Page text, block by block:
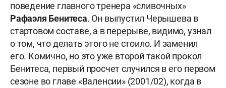
поведение главного тренера «сливочных»
Рафаэля Бенитеса. Он выпустил Черышева в
стартовом составе, а в перерыве, видимо, узнал
о том, что делать этого не стоило. И заменил
его. Комично, но это уже второй такой прокол
Бенитеса, первый просчет случился в его первом
сезоне во главе «Валенсии» (2001/02), когда в